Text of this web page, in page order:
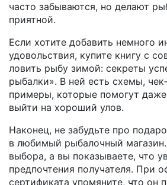
часто забываются, но делают
приятной.
Если хотите добавить немного
удовольствия, купите книгу с
ловить рыбу зимой: секреты
рыбалки». В ней есть схемы,
примеры, которые помогут
выйти на хороший улов.
Наконец, не забудьте про
в любимый рыбалочный
выбора, а вы показываете, что
предпочтения получателя. При
сертификата упомяните, что он